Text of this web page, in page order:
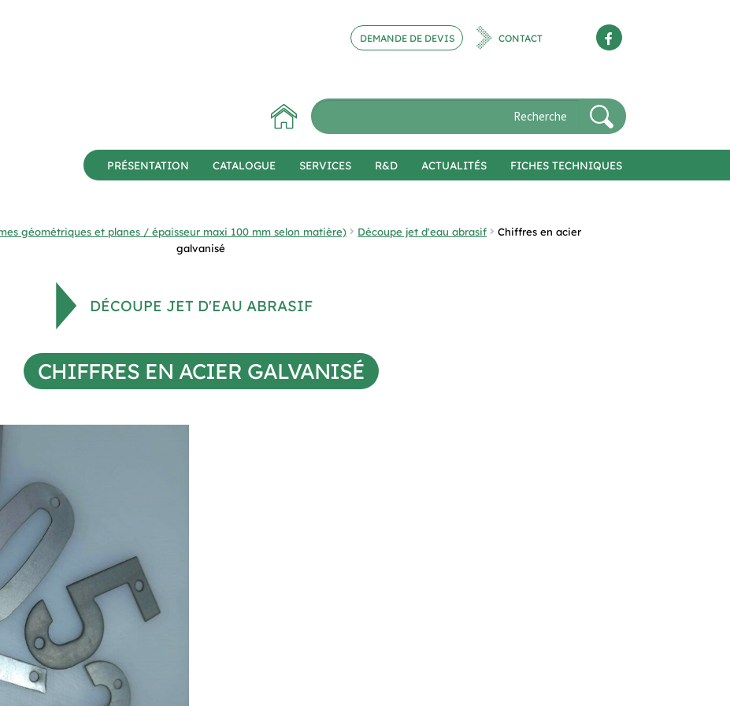
DEMANDE DE DEVIS CONTACT
PRÉSENTATION CATALOGUE SERVICES R&D ACTUALITÉS FICHES TECHNIQUES
géométriques et planes / épaisseur maxi 100 mm selon matière) Découpe jet d'eau abrasif
Chiffres en acier
galvanisé
DÉCOUPE JET D'EAU ABRASIF
CHIFFRES EN ACIER GALVANISÉ